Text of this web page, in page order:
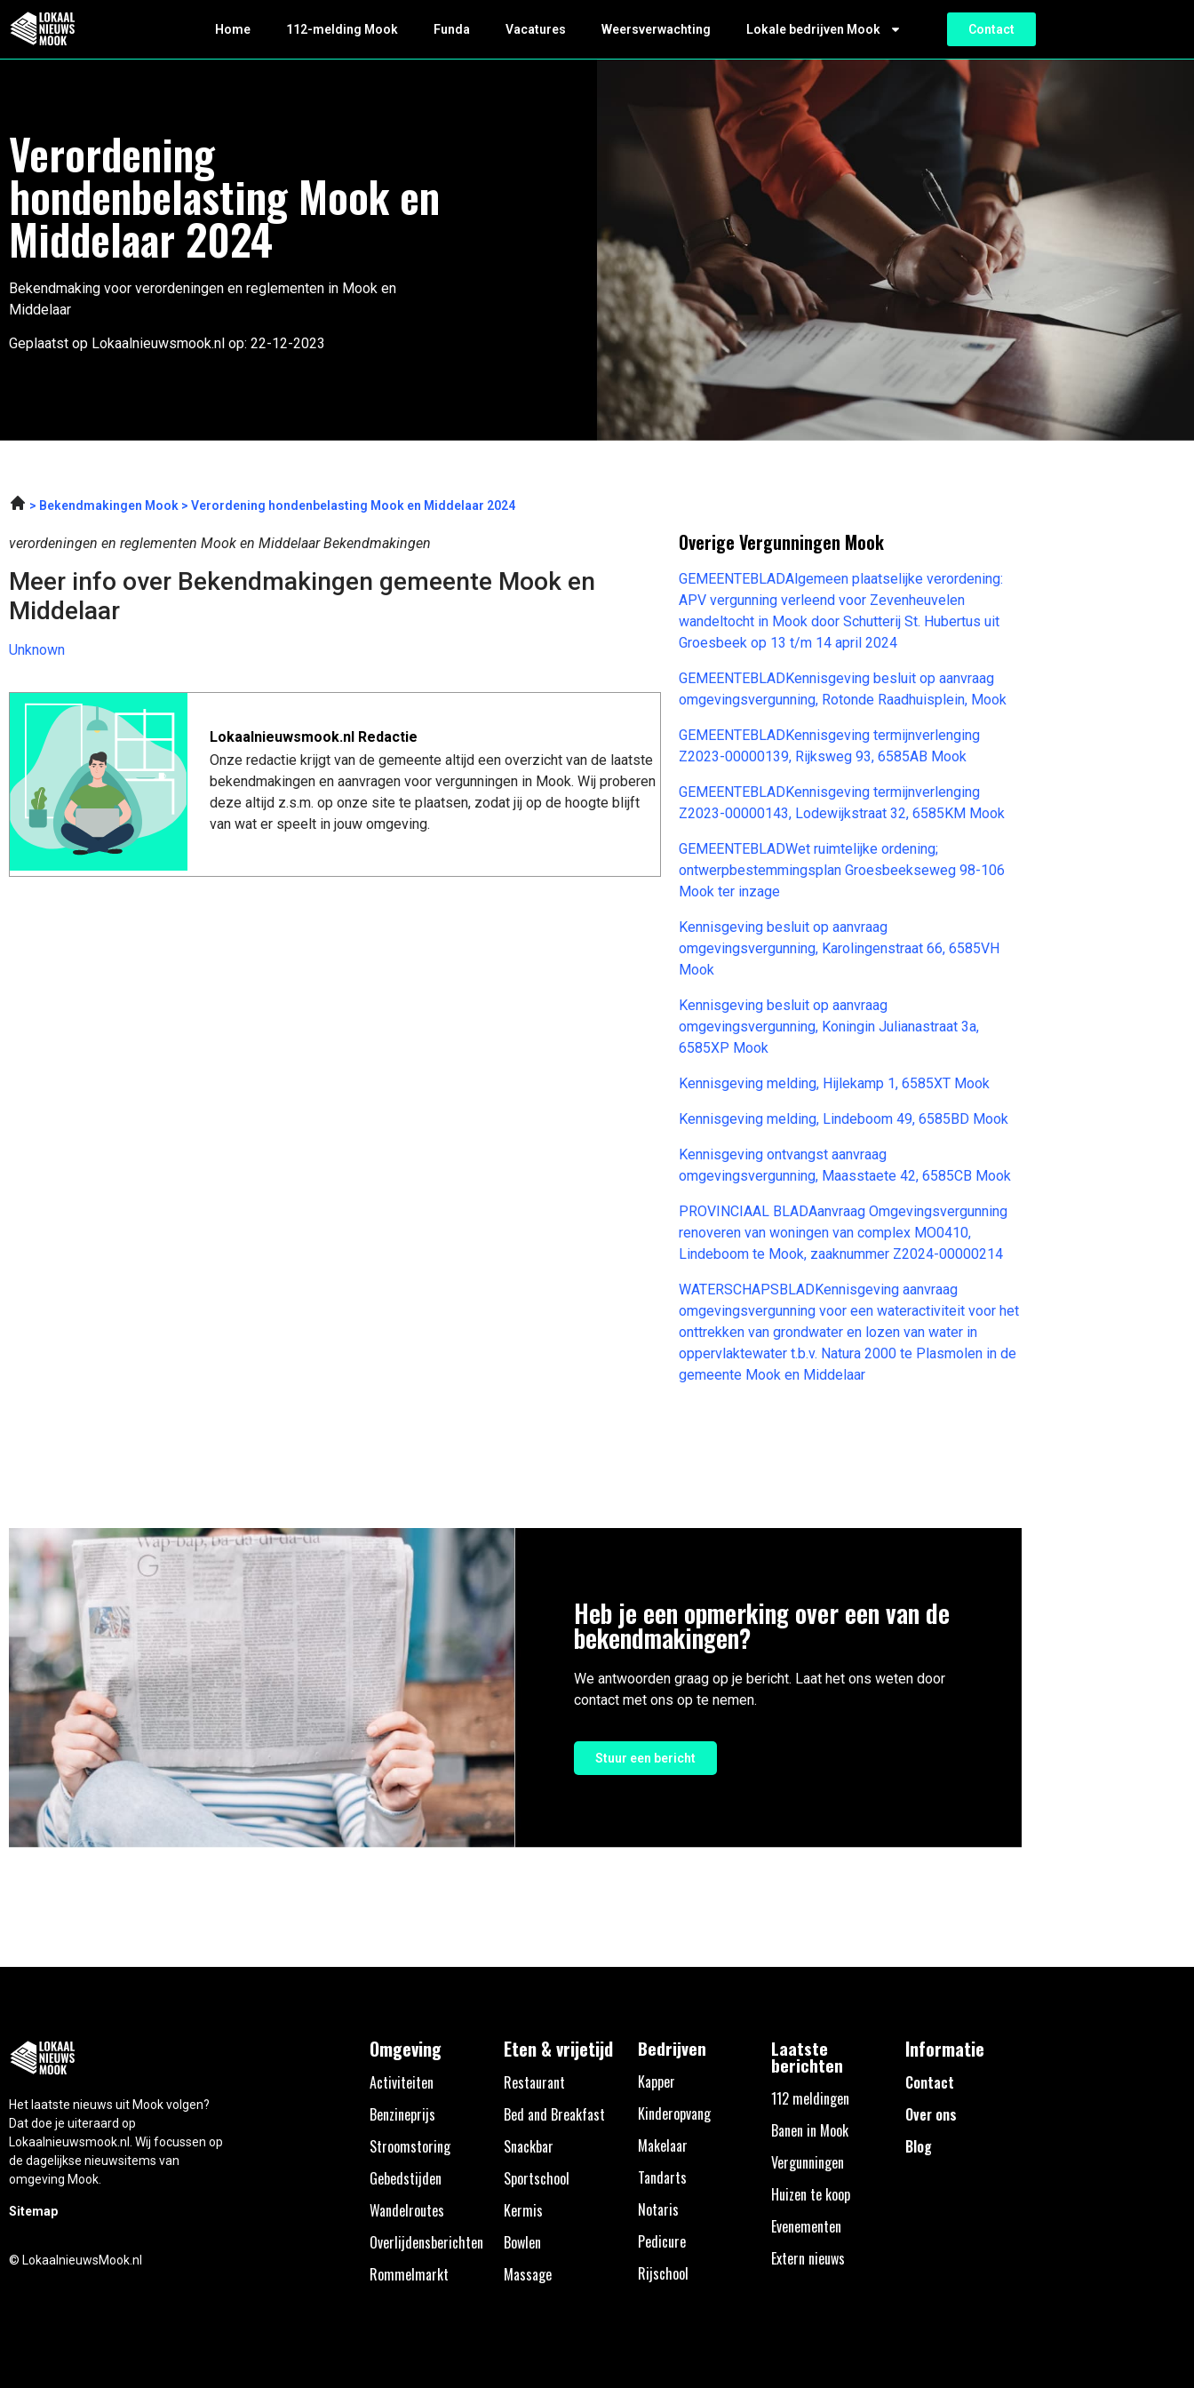
Home 112-melding Mook Funda Vacatures Weersverwachting Lokale bedrijven Mook Contact
Verordening
hondenbelasting Mook en
Middelaar 2024
Bekendmaking voor verordeningen en reglementen in Mook en
Middelaar
Geplaatst op Lokaalnieuwsmook.nl op: 22-12-2023
Bekendmakingen Mook Verordening hondenbelasting Mook en Middelaar 2024
verordeningen en reglementen Mook en Middelaar Bekendmakingen
Meer info over Bekendmakingen gemeente Mook en
Middelaar
Unknown
Lokaalnieuwsmook.nl Redactie
Onze redactie krijgt van de gemeente altijd een overzicht van de laatste
bekendmakingen en aanvragen voor vergunningen in Mook. Wij proberen
deze altijd z.s.m. op onze site te plaatsen, zodat jij op de hoogte blijft
van wat er speelt in jouw omgeving.
Overige Vergunningen Mook
GEMEENTEBLADAlgemeen plaatselijke verordening:
APV vergunning verleend voor Zevenheuvelen
wandeltocht in Mook door Schutterij St. Hubertus uit
Groesbeek op 13 t/m 14 april 2024
GEMEENTEBLADKennisgeving besluit op aanvraag
omgevingsvergunning, Rotonde Raadhuisplein, Mook
GEMEENTEBLADKennisgeving termijnverlenging
Z2023-00000139, Rijksweg 93, 6585AB Mook
GEMEENTEBLADKennisgeving termijnverlenging
Z2023-00000143, Lodewijkstraat 32, 6585KM Mook
GEMEENTEBLADWet ruimtelijke ordening;
ontwerpbestemmingsplan Groesbeekseweg 98-106
Mook ter inzage
Kennisgeving besluit op aanvraag
omgevingsvergunning, Karolingenstraat 66, 6585VH
Mook
Kennisgeving besluit op aanvraag
omgevingsvergunning, Koningin Julianastraat 3a,
6585XP Mook
Kennisgeving melding, Hijlekamp 1, 6585XT Mook
Kennisgeving melding, Lindeboom 49, 6585BD Mook
Kennisgeving ontvangst aanvraag
omgevingsvergunning, Maasstaete 42, 6585CB Mook
PROVINCIAAL BLADAanvraag Omgevingsvergunning
renoveren van woningen van complex MO0410,
Lindeboom te Mook, zaaknummer Z2024-00000214
WATERSCHAPSBLADKennisgeving aanvraag
omgevingsvergunning voor een wateractiviteit voor het
onttrekken van grondwater en lozen van water in
oppervlaktewater t.b.v. Natura 2000 te Plasmolen in de
gemeente Mook en Middelaar
Heb je een opmerking over een van de
bekendmakingen?
We antwoorden graag op je bericht. Laat het ons weten door
contact met ons op te nemen.
Stuur een bericht
Het laatste nieuws uit Mook volgen?
Dat doe je uiteraard op
Lokaalnieuwsmook.nl. Wij focussen op
de dagelijkse nieuwsitems van
omgeving Mook.
Sitemap
© LokaalnieuwsMook.nl
Omgeving
Activiteiten
Benzineprijs
Stroomstoring
Gebedstijden
Wandelroutes
Overlijdensberichten
Rommelmarkt
Eten & vrijetijd
Restaurant
Bed and Breakfast
Snackbar
Sportschool
Kermis
Bowlen
Massage
Bedrijven
Kapper
Kinderopvang
Makelaar
Tandarts
Notaris
Pedicure
Rijschool
Laatste
berichten
112 meldingen
Banen in Mook
Vergunningen
Huizen te koop
Evenementen
Extern nieuws
Informatie
Contact
Over ons
Blog